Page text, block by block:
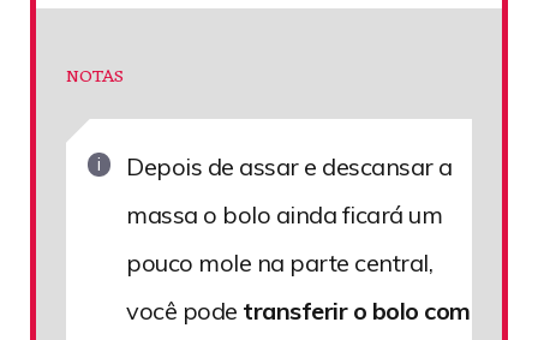
NOTAS
Depois de assar e descansar a
massa o bolo ainda ficará um
pouco mole na parte central,
você pode transferir o bolo com